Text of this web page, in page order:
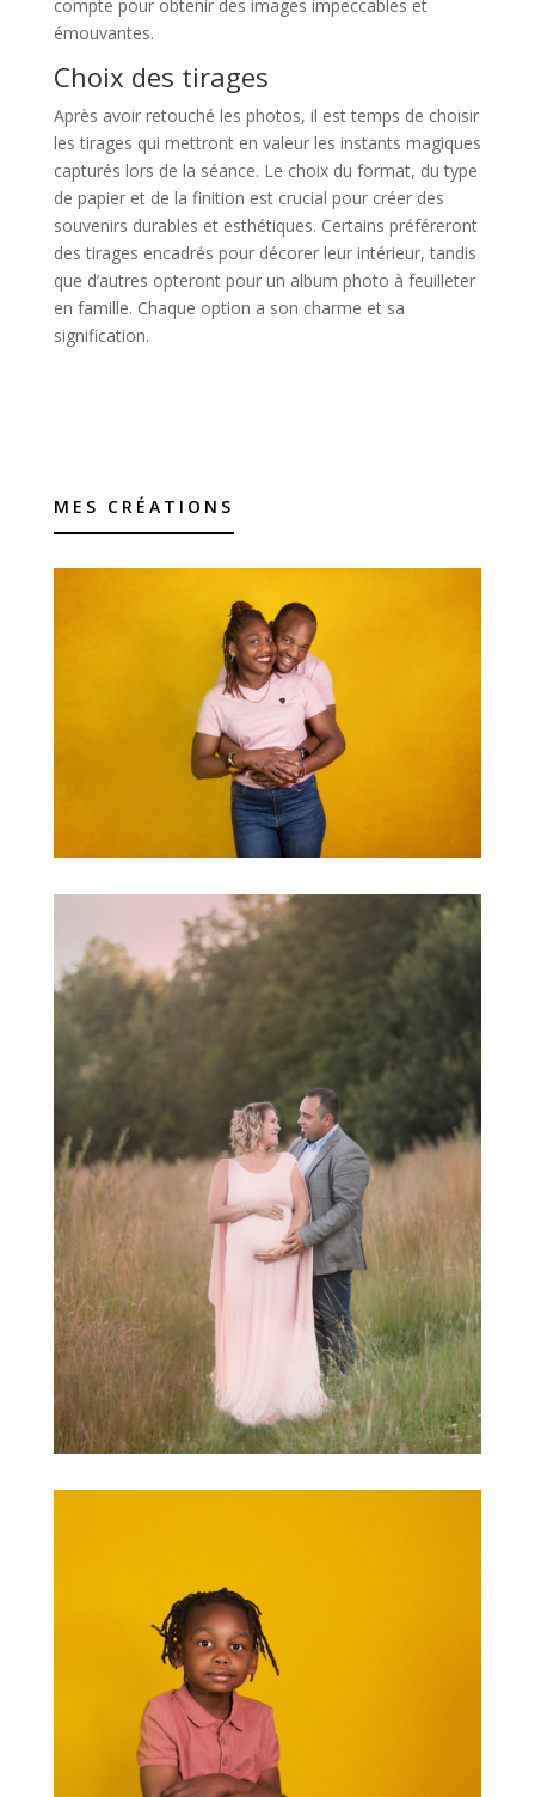
compte pour obtenir des images impeccables et
émouvantes.
Choix des tirages
Après avoir retouché les photos, il est temps de choisir
les tirages qui mettront en valeur les instants magiques
capturés lors de la séance. Le choix du format, du type
de papier et de la finition est crucial pour créer des
souvenirs durables et esthétiques. Certains préféreront
des tirages encadrés pour décorer leur intérieur, tandis
que d’autres opteront pour un album photo à feuilleter
en famille. Chaque option a son charme et sa
signification.
MES CRÉATIONS